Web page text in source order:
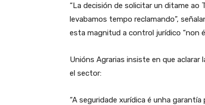
“La decisión de solicitar un ditame ao
levabamos tempo reclamando”,
esta magnitud a control jurídico “non
Unións Agrarias insiste en que
el sector:
“A seguridade xurídica é unha